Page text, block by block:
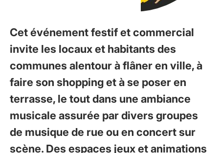
Cet événement festif et commercial
invite les locaux et habitants des
communes alentour à flâner en ville, à
faire son shopping et à se poser en
terrasse, le tout dans une ambiance
musicale assurée par divers groupes
de musique de rue ou en concert sur
scène. Des espaces jeux et animations